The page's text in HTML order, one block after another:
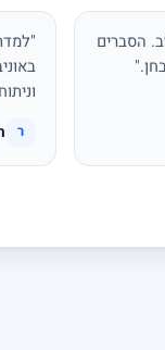
הסברים
ר